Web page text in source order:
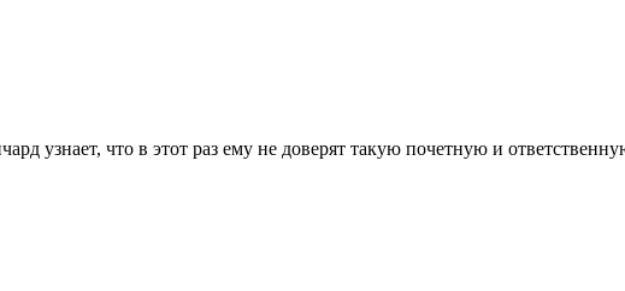
узнает, что в этот раз ему не доверят такую почетную и